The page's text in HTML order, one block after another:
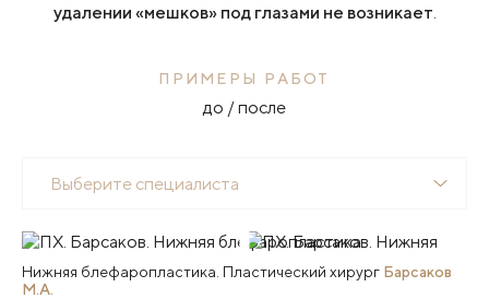
удалении «мешков» под глазами не возникает.
ПРИМЕРЫ РАБОТ
до / после
Выберите специалиста
Нижняя блефаропластика. Пластический хирург Барсаков
М.А.